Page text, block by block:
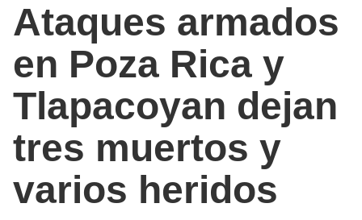
Ataques armados
en Poza Rica y
Tlapacoyan dejan
tres muertos y
varios heridos